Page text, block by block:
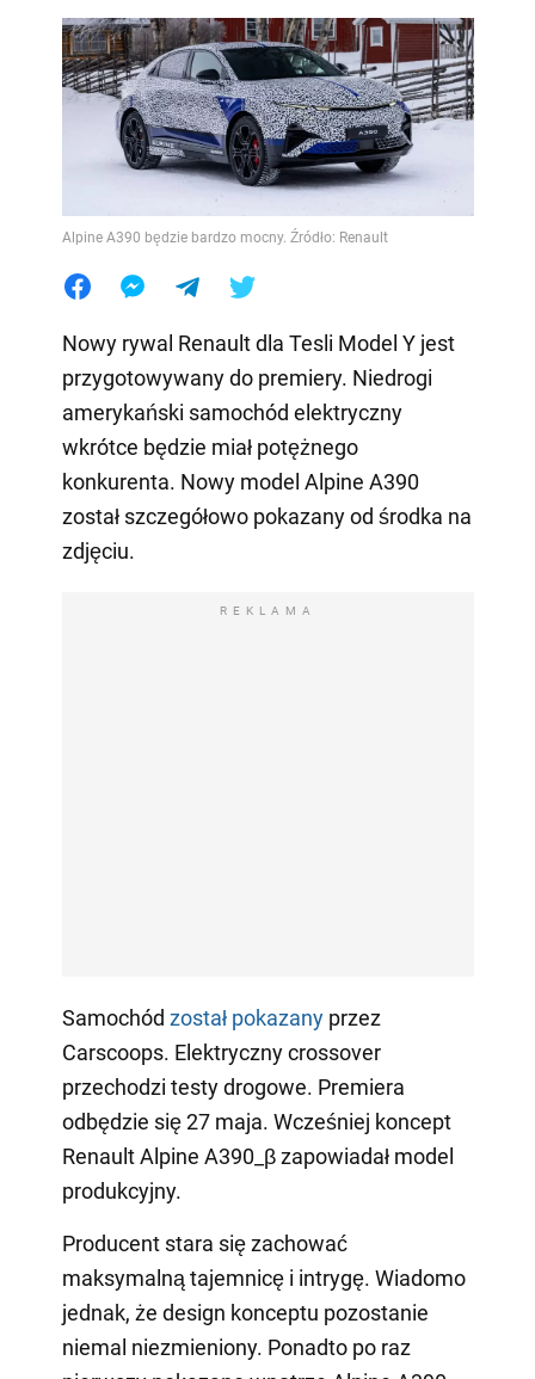
Alpine A390 będzie bardzo mocny. Źródło: Renault
Nowy rywal Renault dla Tesli Model Y jest
przygotowywany do premiery. Niedrogi
amerykański samochód elektryczny
wkrótce będzie miał potężnego
konkurenta. Nowy model Alpine A390
został szczegółowo pokazany od środka na
zdjęciu.
REKLAMA
Samochód został pokazanyprzez
Carscoops. Elektryczny crossover
przechodzi testy drogowe. Premiera
odbędzie się 27 maja. Wcześniej koncept
Renault Alpine A390_β zapowiadał model
produkcyjny.
Producent stara się zachować
maksymalną tajemnicę i intrygę. Wiadomo
jednak, że design konceptu pozostanie
niemal niezmieniony. Ponadto po raz